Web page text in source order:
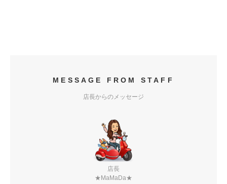
MESSAGE FROM STAFF
店長からのメッセージ
店長
★MaMaDa★